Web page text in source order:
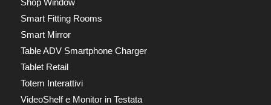
Shop Window
Smart Fitting Rooms
Smart Mirror
Table ADV Smartphone Charger
Tablet Retail
Totem Interattivi
VideoShelf e Monitor in Testata